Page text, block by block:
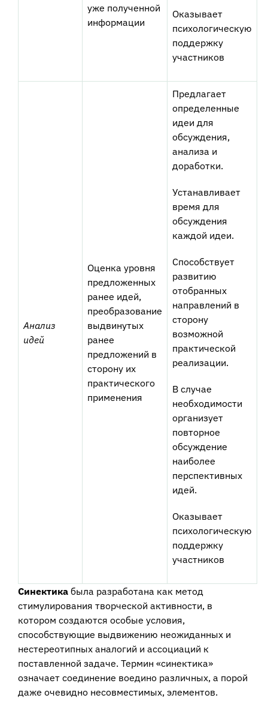
уже полученной
информации
Оказывает
психологическую
поддержку
участников
Анализ
идей
Оценка уровня
предложенных
ранее идей,
преобразование
выдвинутых
ранее
предложений в
сторону их
практического
применения
Предлагает
определенные
идеи для
обсуждения,
анализа и
доработки.
Устанавливает
время для
обсуждения
каждой идеи.
Способствует
развитию
отобранных
направлений в
сторону
возможной
практической
реализации.
В случае
необходимости
организует
повторное
обсуждение
наиболее
перспективных
идей.
Оказывает
психологическую
поддержку
участников
Синектика была разработана как метод
стимулирования творческой активности, в
котором создаются особые условия,
способствующие выдвижению неожиданных и
нестереотипных аналогий и ассоциаций к
поставленной задаче. Термин «синектика»
означает соединение воедино различных, а порой
даже очевидно несовместимых, элементов.